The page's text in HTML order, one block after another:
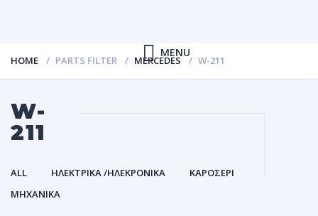
MENU
HOME PARTS FILTER MERCEDES W-211
W-
211
ALL ΗΛΕΚΤΡΙΚΑ /ΗΛΕΚΡΟΝΙΚΑ
ΚΑΡΟΣΕΡΙ
ΜΗΧΑΝΙΚΑ